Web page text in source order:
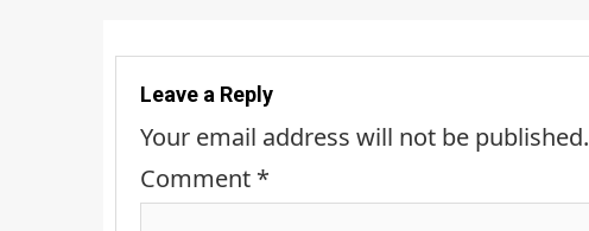
Leave a Reply
Your email address will not be published.
Comment *